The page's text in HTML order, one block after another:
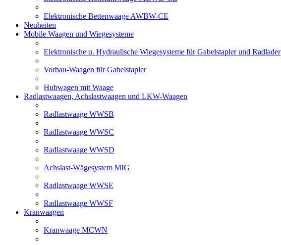
Elektronische Bettenwaage AWBW-CE
Neuheiten
Mobile Waagen und Wiegesysteme
Elektronische u. Hydraulische Wiegesysteme für Gabelstapler und Radlader
Vorbau-Waagen für Gabelstapler
Hubwagen mit Waage
Radlastwaagen, Achslastwaagen und LKW-Waagen
Radlastwaage WWSB
Radlastwaage WWSC
Radlastwaage WWSD
Achslast-Wägesystem MIG
Radlastwaage WWSE
Radlastwaage WWSF
Kranwaagen
Kranwaage MCWN